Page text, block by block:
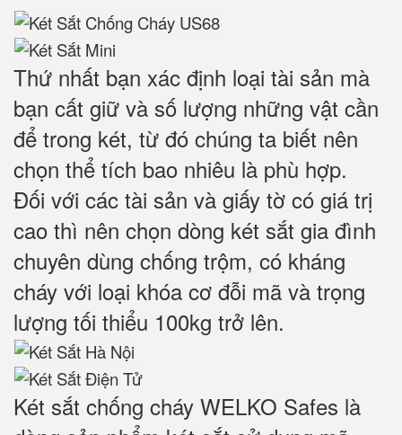
Thứ nhất bạn xác định loại tài sản mà
bạn cất giữ và số lượng những vật cần
để trong két, từ đó chúng ta biết nên
chọn thể tích bao nhiêu là phù hợp.
Đối với các tài sản và giấy tờ có giá trị
cao thì nên chọn dòng két sắt gia đình
chuyên dùng chống trộm, có kháng
cháy với loại khóa cơ đỗi mã và trọng
lượng tối thiểu 100kg trở lên.
Két sắt chống cháy WELKO Safes là